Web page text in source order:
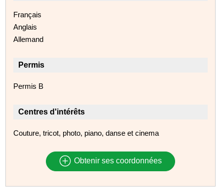
Français
Anglais
Allemand
Permis
Permis B
Centres d'intérêts
Couture, tricot, photo, piano, danse et cinema
Obtenir ses coordonnées